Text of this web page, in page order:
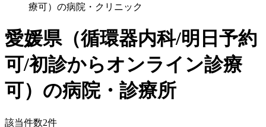
療可）の病院・クリニック
愛媛県（循環器内科/明日予約
可/初診からオンライン診療
可） の病院・診療所
該当件数2件